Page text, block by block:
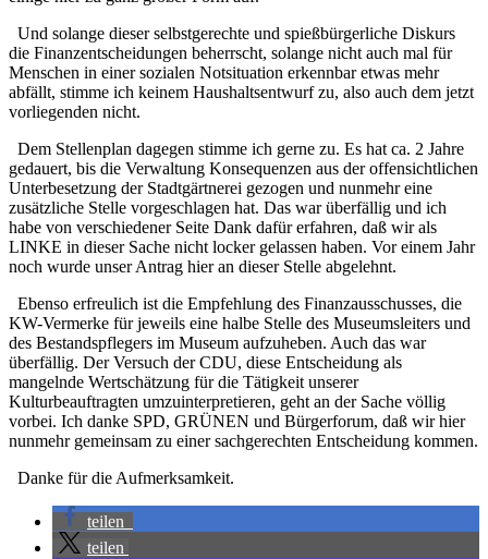
Und solange dieser selbstgerechte und spießbürgerliche Diskurs
die Finanzentscheidungen beherrscht, solange nicht auch mal für
Menschen in einer sozialen Notsituation erkennbar etwas mehr
abfällt, stimme ich keinem Haushaltsentwurf zu, also auch dem jetzt
vorliegenden nicht.
Dem Stellenplan dagegen stimme ich gerne zu. Es hat ca. 2 Jahre
gedauert, bis die Verwaltung Konsequenzen aus der offensichtlichen
Unterbesetzung der Stadtgärtnerei gezogen und nunmehr eine
zusätzliche Stelle vorgeschlagen hat. Das war überfällig und ich
habe von verschiedener Seite Dank dafür erfahren, daß wir als
LINKE in dieser Sache nicht locker gelassen haben. Vor einem Jahr
noch wurde unser Antrag hier an dieser Stelle abgelehnt.
Ebenso erfreulich ist die Empfehlung des Finanzausschusses, die
KW-Vermerke für jeweils eine halbe Stelle des Museumsleiters und
des Bestandspflegers im Museum aufzuheben. Auch das war
überfällig. Der Versuch der CDU, diese Entscheidung als
mangelnde Wertschätzung für die Tätigkeit unserer
Kulturbeauftragten umzuinterpretieren, geht an der Sache völlig
vorbei. Ich danke SPD, GRÜNEN und Bürgerforum, daß wir hier
nunmehr gemeinsam zu einer sachgerechten Entscheidung kommen.
Danke für die Aufmerksamkeit.
teilen
teilen